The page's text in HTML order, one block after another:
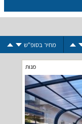
מחיר בסופ"ש
מנות